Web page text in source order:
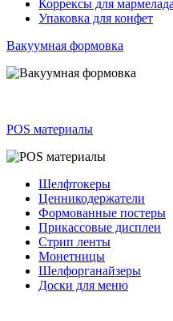
Коррексы для
Упаковка для конфет
Вакуумная формовка
POS материалы
Шелфтокеры
Ценникодержатели
Формованные постеры
Прикассовые дисплеи
Стрип ленты
Монетницы
Шелфорганайзеры
Доски для меню